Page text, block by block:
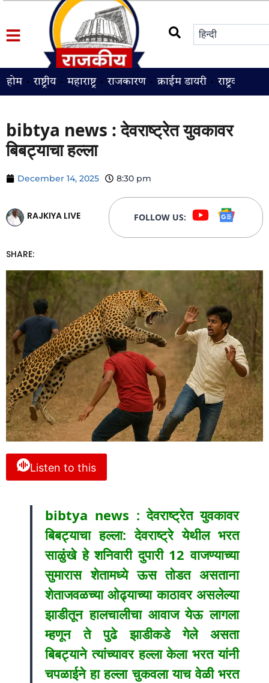
होम राष्ट्रीय महाराष्ट्र राजकारण क्राईम डायरी राष्ट्रवादी
bibtya news : देवराष्ट्रेत युवकावर
बिबट्याचा हल्ला
December 14, 2025 8:30 pm
RAJKIYA LIVE FOLLOW US:
SHARE:
Listen to this
bibtya news : देवराष्ट्रेत युवकावर
बिबट्याचा हल्ला: देवराष्ट्रे येथील भरत
साळुंखे हे शनिवारी दुपारी 12 वाजण्याच्या
सुमारास शेतामध्ये ऊस तोडत असताना
शेताजवळच्या ओढ्याच्या काठावर असलेल्या
झाडीतून हालचालीचा आवाज येऊ लागला
म्हणून ते पुढे झाडीकडे गेले असता
बिबट्याने त्यांच्यावर हल्ला केला भरत यांनी
चपळाईने हा हल्ला चुकवला याच वेळी भरत